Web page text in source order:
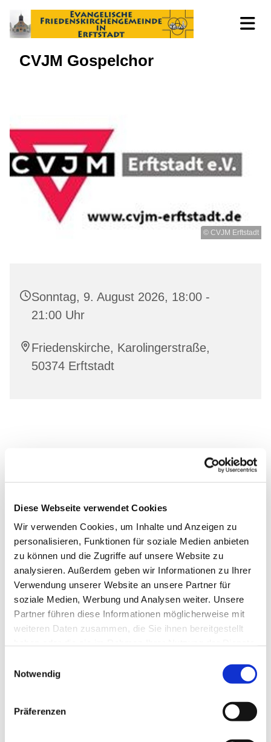
Diese Webseite verwendet Cookies
Wir verwenden Cookies, um Inhalte und Anzeigen zu
personalisieren, Funktionen für soziale Medien anbieten
zu können und die Zugriffe auf unsere Website zu
analysieren. Außerdem geben wir Informationen zu Ihrer
Verwendung unserer Website an unsere Partner für
soziale Medien, Werbung und Analysen weiter. Unsere
Partner führen diese Informationen möglicherweise mit
weiteren Daten zusammen, die Sie ihnen bereitgestellt
Notwendig
Präferenzen
CVJM Gospelchor
© CVJM Erftstadt
Sonntag, 9. August 2026, 18:00 -
21:00 Uhr
Friedenskirche, Karolingerstraße,
50374 Erftstadt
Dies könnte Sie auch